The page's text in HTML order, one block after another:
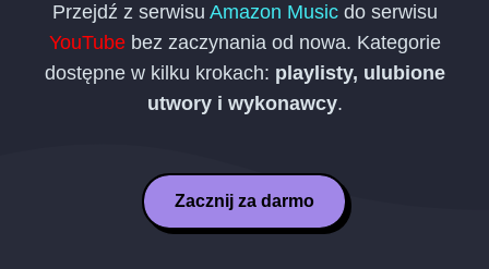
Przejdź z serwisu Amazon Musicdo serwisu
YouTubebez zaczynania od nowa. Kategorie
dostępne w kilku krokach: playlisty, ulubione
utwory i wykonawcy.
Zacznij za darmo